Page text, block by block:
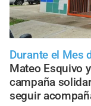
Durante el Mes
Mateo Esquivo
campaña
seguir